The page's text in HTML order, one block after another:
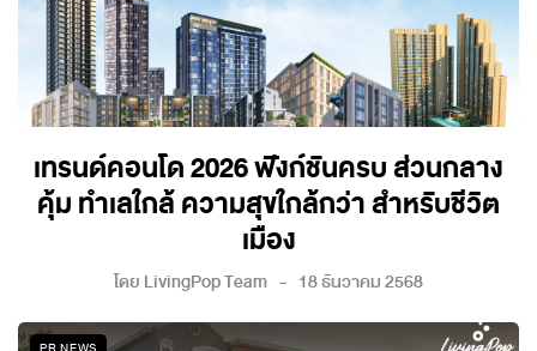
เทรนด์คอนโด 2026 ฟังก์ชันครบ ส่วนกลาง
คุ้ม ทำเลใกล้ ความสุขใกล้กว่า สำหรับชีวิต
เมือง
โดย LivingPop Team 18 ธันวาคม 2568